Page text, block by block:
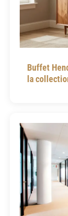
Buffet
la